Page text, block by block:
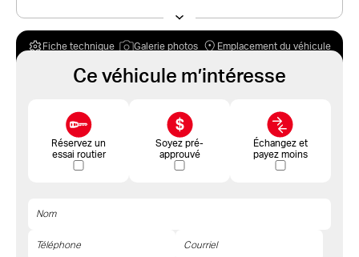
Fiche technique Galerie photos Emplacement du véhicule
Ce véhicule m’intéresse
Réservez un
essai routier
Soyez pré-
approuvé
Échangez et
payez moins